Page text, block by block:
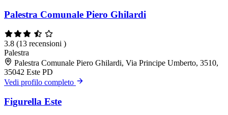
Palestra Comunale Piero Ghilardi
3.8 (13 recensioni )
Palestra
Palestra Comunale Piero Ghilardi, Via Principe Umberto, 3510,
35042 Este PD
Vedi profilo completo
Figurella Este